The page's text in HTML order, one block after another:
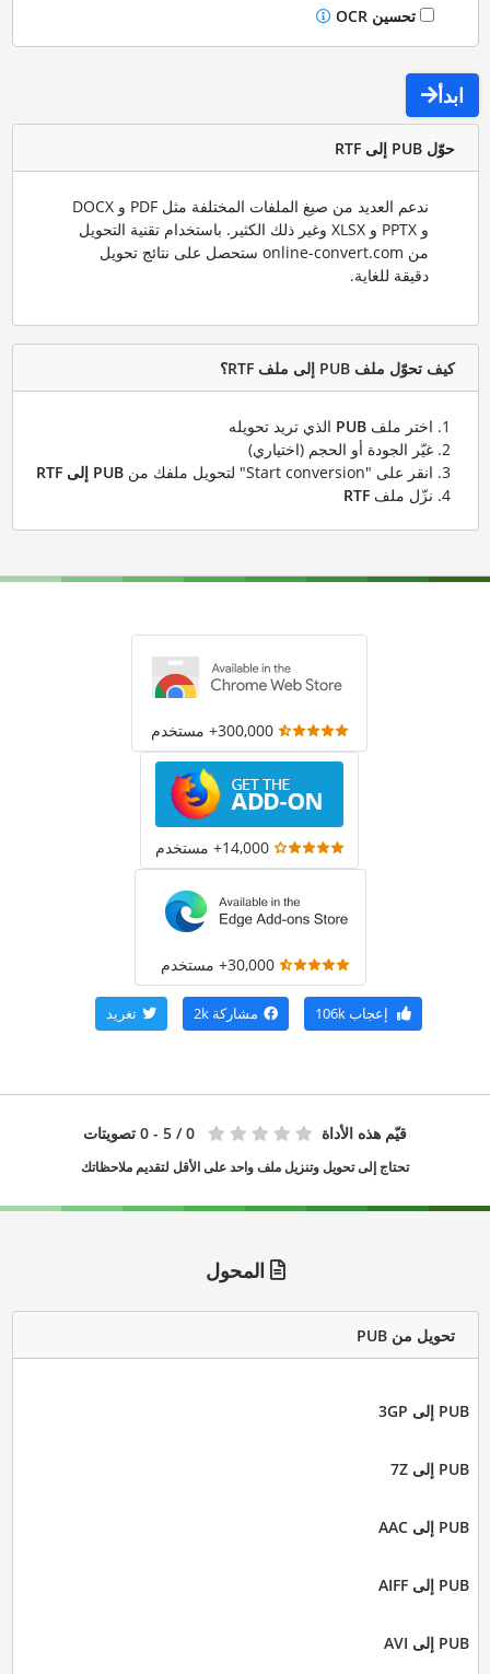
تحسين OCR
ابدأ
حوّل PUB إلى RTF
ندعم العديد من صيغ الملفات المختلفة مثل PDF و DOCX
و PPTX و XLSX وغير ذلك الكثير. باستخدام تقنية التحويل
من online-convert.com ستحصل على نتائج تحويل
دقيقة للغاية.
كيف تحوّل ملف PUB إلى ملف RTF؟
اختر ملف PUBالذي تريد تحويله
غيّر الجودة أو الحجم (اختياري)
انقر على "Start conversion" لتحويل ملفك من
PUB إلى RTF
نزّل ملف RTF
300,000+ مستخدم
14,000+ مستخدم
30,000+ مستخدم
إعجاب106k مشاركة 2k تغريد
قيّم هذه الأداة 0 / 5 - 0 تصويتات
تحتاج إلى تحويل وتنزيل ملف واحد على الأقل لتقديم ملاحظاتك
المحول
تحويل من PUB
PUB إلى 3GP
PUB إلى 7Z
PUB إلى AAC
PUB إلى AIFF
PUB إلى AVI